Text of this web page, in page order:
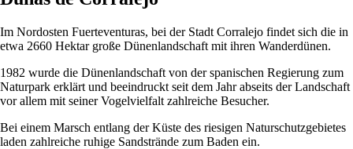
Im Nordosten Fuerteventuras, bei der Stadt Corralejo findet sich die in
etwa 2660 Hektar große Dünenlandschaft mit ihren Wanderdünen.
1982 wurde die Dünenlandschaft von der spanischen Regierung zum
Naturpark erklärt und beeindruckt seit dem Jahr abseits der Landschaft
vor allem mit seiner Vogelvielfalt zahlreiche Besucher.
Bei einem Marsch entlang der Küste des riesigen Naturschutzgebietes
laden zahlreiche ruhige Sandstrände zum Baden ein.